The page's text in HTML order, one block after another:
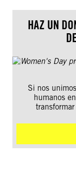
HAZ UN
Si nos
humanos